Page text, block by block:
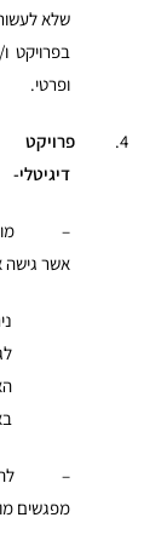
שלא
בפרויקט
ופרטי.
4.
פרויקט
דיגיטלי-
– מובהר
אשר גישה
– להסרת
מפגשים